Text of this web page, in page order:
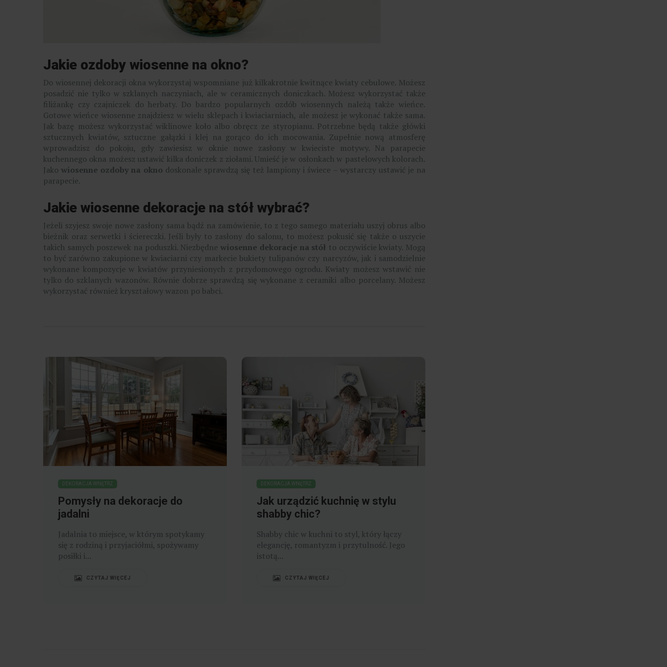
Jakie ozdoby wiosenne na okno?
Do wiosennej dekoracji okna wykorzystaj wspomniane już kilkakrotnie kwitnące kwiaty cebulowe. Możesz
posadzić nie tylko w szklanych naczyniach, ale w ceramicznych doniczkach. Możesz wykorzystać także
filiżankę czy czajniczek do herbaty. Do bardzo popularnych ozdób wiosennych należą także wieńce.
Gotowe wieńce wiosenne znajdziesz w wielu sklepach i kwiaciarniach, ale możesz je wykonać także sama.
Jak bazę możesz wykorzystać wiklinowe koło albo obręcz ze styropianu. Potrzebne będą także główki
sztucznych kwiatów, sztuczne gałązki i klej na gorąco do ich mocowania. Zupełnie nową atmosferę
wprowadzisz do pokoju, gdy zawiesisz w oknie nowe zasłony w kwieciste motywy. Na parapecie
kuchennego okna możesz ustawić kilka doniczek z ziołami. Umieść je w osłonkach w pastelowych kolorach.
Jakowiosenne ozdoby na okno doskonale sprawdzą się też lampiony i świece – wystarczy ustawić je na
parapecie.
Jakie wiosenne dekoracje na stół wybrać?
Jeżeli szyjesz swoje nowe zasłony sama bądź na zamówienie, to z tego samego materiału uszyj obrus albo
bieżnik oraz serwetki i ściereczki. Jeśli były to zasłony do salonu, to możesz pokusić się także o uszycie
takich samych poszewek na poduszki. Niezbędnewiosenne dekoracje na stół to oczywiście kwiaty. Mogą
to być zarówno zakupione w kwiaciarni czy markecie bukiety tulipanów czy narcyzów, jak i samodzielnie
wykonane kompozycje w kwiatów przyniesionych z przydomowego ogrodu. Kwiaty możesz wstawić nie
tylko do szklanych wazonów. Równie dobrze sprawdzą się wykonane z ceramiki albo porcelany. Możesz
wykorzystać również kryształowy wazon po babci.
DEKORACJA WNĘTRZ
Pomysły na dekoracje do
jadalni
Jadalnia to miejsce, w którym spotykamy
się z rodziną i przyjaciółmi, spożywamy
posiłki i...
CZYTAJ WIĘCEJ
DEKORACJA WNĘTRZ
Jak urządzić kuchnię w stylu
shabby chic?
Shabby chic w kuchni to styl, który łączy
elegancję, romantyzm i przytulność. Jego
istotą...
CZYTAJ WIĘCEJ